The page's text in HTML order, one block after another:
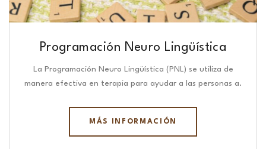
Programación Neuro Lingüística​
La Programación Neuro Lingüística (PNL) se utiliza de
manera efectiva en terapia para ayudar a las personas a.
MÁS INFORMACIÓN